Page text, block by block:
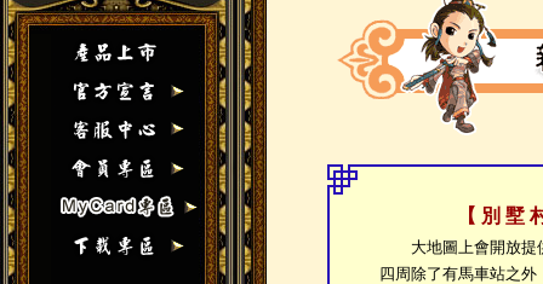
【 別 墅
大地圖上會開放提
四周除了有馬車站之